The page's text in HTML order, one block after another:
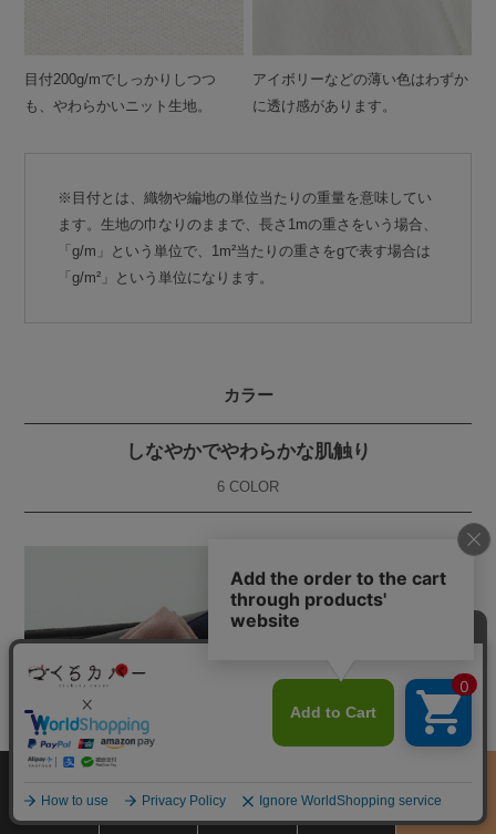
目付200g/mでしっかりしつつ
も、やわらかいニット生地。
アイボリーなどの薄い色はわずか
に透け感があります。
※目付とは、織物や編地の単位当たりの重量を意味してい
ます。生地の巾なりのままで、長さ1mの重さをいう場合、
「g/m」という単位で、1m²当たりの重さをgで表す場合は
「g/m²」という単位になります。
カラー
しなやかでやわらかな肌触り
6 COLOR
商品をさがす
サイズ
お買物ガイド カート